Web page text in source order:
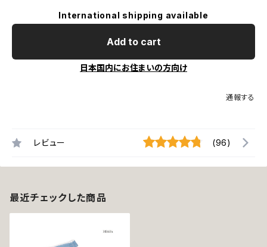
International shipping available
Add to cart
日本国内にお住まいの方向け
通報する
レビュー (96)
最近チェックした商品